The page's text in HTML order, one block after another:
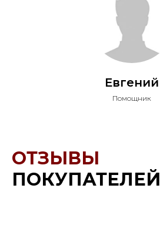
Евгений
Помощник
ОТЗЫВЫ
ПОКУПАТЕЛЕЙ